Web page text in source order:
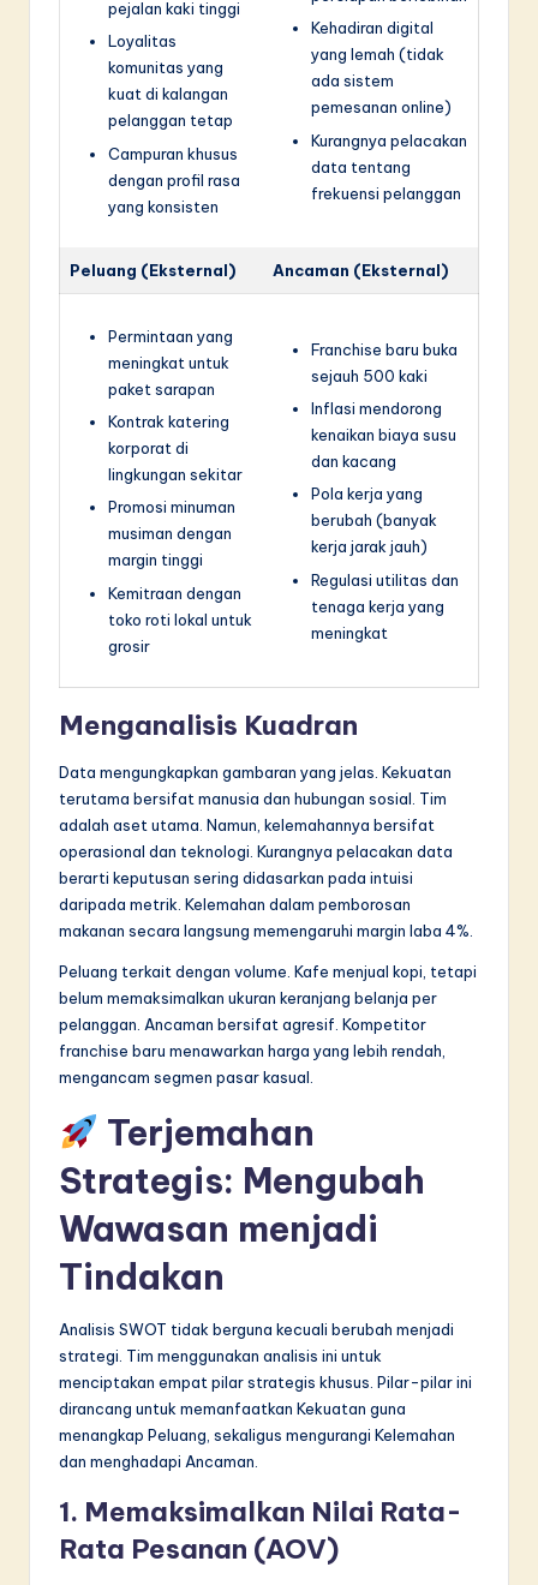
pejalan kaki tinggi
Loyalitas
komunitas yang
kuat di kalangan
pelanggan tetap
Campuran khusus
dengan profil rasa
yang konsisten
Kehadiran digital
yang lemah (tidak
ada sistem
pemesanan online)
Kurangnya pelacakan
data tentang
frekuensi pelanggan
Peluang (Eksternal) Ancaman (Eksternal)
Permintaan yang
meningkat untuk
paket sarapan
Kontrak katering
korporat di
lingkungan sekitar
Promosi minuman
musiman dengan
margin tinggi
Kemitraan dengan
toko roti lokal untuk
grosir
Franchise baru buka
sejauh 500 kaki
Inflasi mendorong
kenaikan biaya susu
dan kacang
Pola kerja yang
berubah (banyak
kerja jarak jauh)
Regulasi utilitas dan
tenaga kerja yang
meningkat
Menganalisis Kuadran
Data mengungkapkan gambaran yang jelas. Kekuatan
terutama bersifat manusia dan hubungan sosial. Tim
adalah aset utama. Namun, kelemahannya bersifat
operasional dan teknologi. Kurangnya pelacakan data
berarti keputusan sering didasarkan pada intuisi
daripada metrik. Kelemahan dalam pemborosan
makanan secara langsung memengaruhi margin laba 4%.
Peluang terkait dengan volume. Kafe menjual kopi, tetapi
belum memaksimalkan ukuran keranjang belanja per
pelanggan. Ancaman bersifat agresif. Kompetitor
franchise baru menawarkan harga yang lebih rendah,
mengancam segmen pasar kasual.
Terjemahan
Strategis: Mengubah
Wawasan menjadi
Tindakan
Analisis SWOT tidak berguna kecuali berubah menjadi
strategi. Tim menggunakan analisis ini untuk
menciptakan empat pilar strategis khusus. Pilar-pilar ini
dirancang untuk memanfaatkan Kekuatan guna
menangkap Peluang, sekaligus mengurangi Kelemahan
dan menghadapi Ancaman.
1. Memaksimalkan Nilai Rata-
Rata Pesanan (AOV)